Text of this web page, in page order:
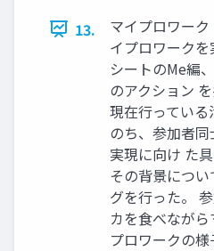
13.
マイプロワー
イプロワーク
シートのMe編
のアクション
現在行ってい
のち、参加者
実現に向け た
その背景につ
グを行った。
カを食べなが
プロワークの様